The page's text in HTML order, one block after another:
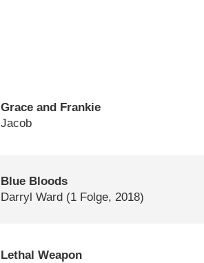
Grace and Frankie
Jacob
Blue Bloods
Darryl Ward (1 Folge, 2018)
Lethal Weapon